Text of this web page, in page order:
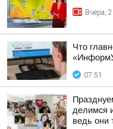
Вчера,
Что
07:51
делимся
ведь они